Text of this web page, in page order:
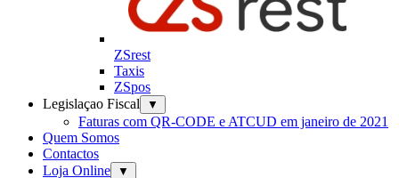
ZSrest
Taxis
ZSpos
Legislaçao Fiscal
▼
Faturas com QR-CODE e ATCUD em janeiro de 2021
Quem Somos
Contactos
Loja Online
▼